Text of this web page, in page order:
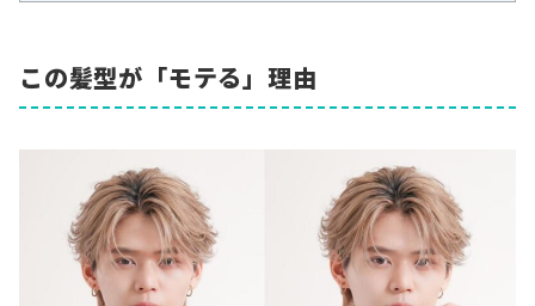
この髪型が「モテる」理由